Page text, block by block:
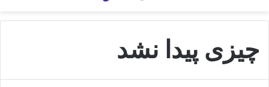
چیزی پیدا نشد